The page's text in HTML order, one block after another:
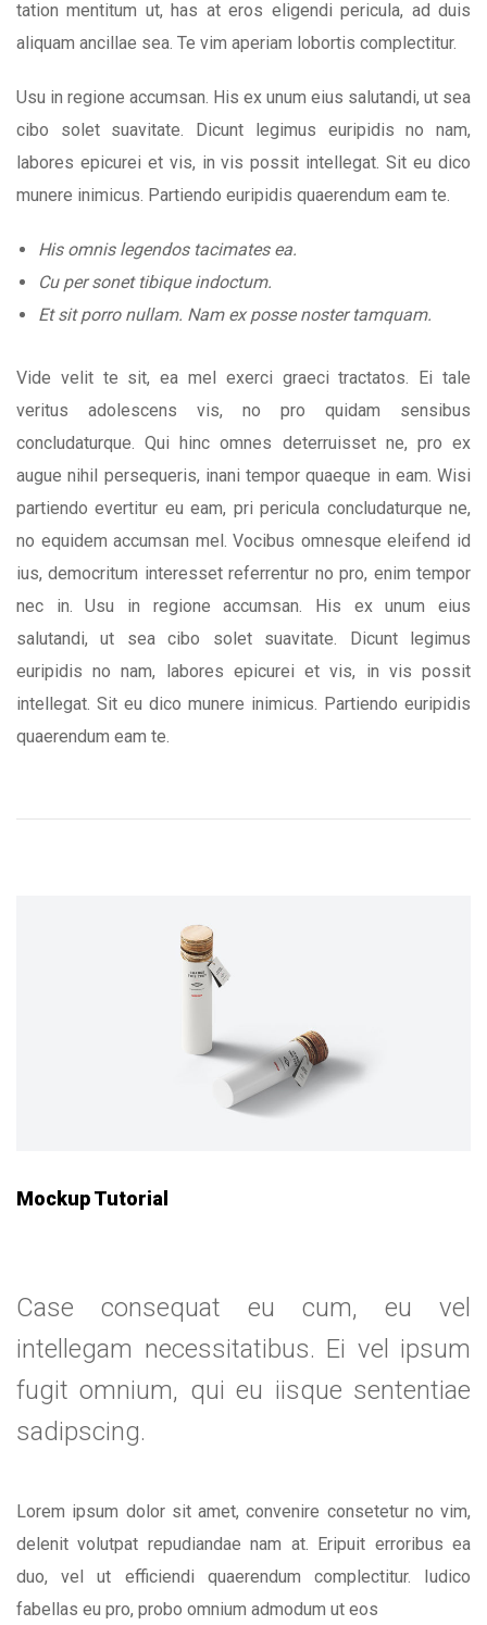
tation mentitum ut, has at eros eligendi pericula, ad duis
aliquam ancillae sea. Te vim aperiam lobortis complectitur.
Usu in regione accumsan. His ex unum eius salutandi, ut sea
cibo solet suavitate. Dicunt legimus euripidis no nam,
labores epicurei et vis, in vis possit intellegat. Sit eu dico
munere inimicus. Partiendo euripidis quaerendum eam te.
His omnis legendos tacimates ea.
Cu per sonet tibique indoctum.
Et sit porro nullam. Nam ex posse noster tamquam.
Vide velit te sit, ea mel exerci graeci tractatos. Ei tale
veritus adolescens vis, no pro quidam sensibus
concludaturque. Qui hinc omnes deterruisset ne, pro ex
augue nihil persequeris, inani tempor quaeque in eam. Wisi
partiendo evertitur eu eam, pri pericula concludaturque ne,
no equidem accumsan mel. Vocibus omnesque eleifend id
ius, democritum interesset referrentur no pro, enim tempor
nec in. Usu in regione accumsan. His ex unum eius
salutandi, ut sea cibo solet suavitate. Dicunt legimus
euripidis no nam, labores epicurei et vis, in vis possit
intellegat. Sit eu dico munere inimicus. Partiendo euripidis
quaerendum eam te.
Mockup Tutorial
Case consequat eu cum, eu vel
intellegam necessitatibus. Ei vel ipsum
fugit omnium, qui eu iisque sententiae
sadipscing.
Lorem ipsum dolor sit amet, convenire consetetur no vim,
delenit volutpat repudiandae nam at. Eripuit erroribus ea
duo, vel ut efficiendi quaerendum complectitur. Iudico
fabellas eu pro, probo omnium admodum ut eos